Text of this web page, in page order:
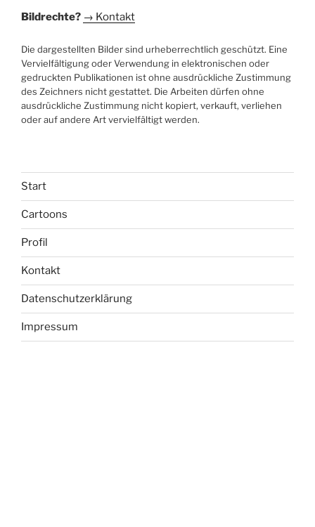
Bildrechte? → Kontakt
Die dargestellten Bilder sind urheberrechtlich geschützt. Eine
Vervielfältigung oder Verwendung in elektronischen oder
gedruckten Publikationen ist ohne ausdrückliche Zustimmung
des Zeichners nicht gestattet. Die Arbeiten dürfen ohne
ausdrückliche Zustimmung nicht kopiert, verkauft, verliehen
oder auf andere Art vervielfältigt werden.
Start
Cartoons
Profil
Kontakt
Datenschutzerklärung
Impressum